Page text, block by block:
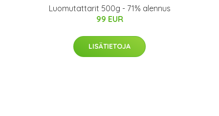
Luomutattarit 500g - 71% alennus
99 EUR
LISÄTIETOJA